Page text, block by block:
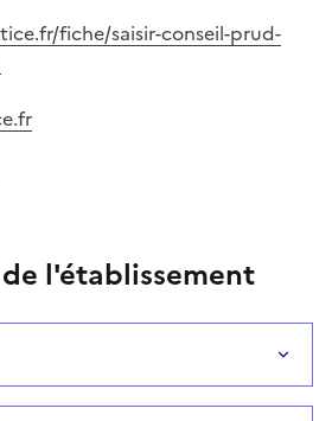
fiche/saisir-conseil-prud-
l'établissement